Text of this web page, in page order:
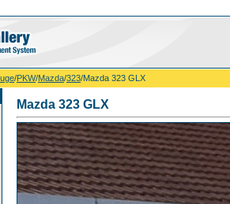
/PKW/Mazda/323/Mazda 323 GLX
Mazda 323 GLX